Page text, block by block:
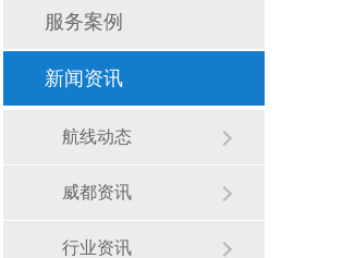
服务案例
新闻资讯
航线动态
威都资讯
行业资讯